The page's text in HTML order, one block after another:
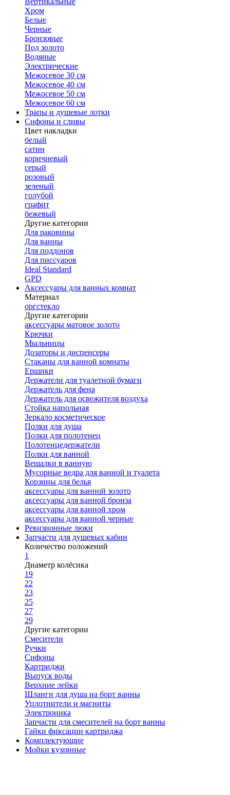
Хром
Белые
Черные
Бронзовые
Под золото
Водяные
Электрические
Межосевое 30 см
Межосевое 40 см
Межосевое 50 см
Межосевое 60 см
Трапы и душевые лотки
Сифоны и сливы
Цвет накладки
белый
сатин
коричневый
серый
розовый
зеленый
голубой
графит
бежевый
Другие категории
Для раковины
Для ванны
Для поддонов
Для писсуаров
Ideal Standard
GPD
Аксессуары для ванных комнат
Материал
оргстекло
Другие категории
аксессуары матовое золото
Крючки
Мыльницы
Дозаторы и диспенсеры
Стаканы для ванной комнаты
Ершики
Держатели для туалетной бумаги
Держатель для фена
Держатель для освежителя воздуха
Стойка напольная
Зеркало косметическое
Полки для душа
Полки для полотенец
Полотенцедержатели
Полки для ванной
Вешалки в ванную
Мусорные ведра для ванной и туалета
Корзины для белья
аксессуары для ванной золото
аксессуары для ванной бронза
аксессуары для ванной хром
аксессуары для ванной черные
Ревизионные люки
Запчасти для душевых кабин
Количество положений
1
Диаметр колёсика
19
22
23
25
27
29
Другие категории
Смесители
Ручки
Сифоны
Картриджи
Выпуск воды
Верхние лейки
Шланги для душа на борт ванны
Уплотнители и магниты
Электроника
Запчасти для смесителей на борт ванны
Гайки фиксации картриджа
Комплектующие
Мойки кухонные